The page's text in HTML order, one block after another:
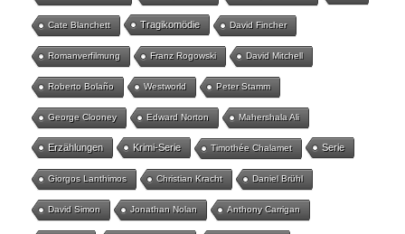
Cate Blanchett Tragikomödie David Fincher
Romanverfilmung Franz Rogowski David Mitchell
Roberto Bolaño Westworld Peter Stamm
George Clooney Edward Norton Mahershala Ali
Erzählungen Krimi-Serie Timothée Chalamet Serie
Giorgos Lanthimos Christian Kracht Daniel Brühl
David Simon Jonathan Nolan Anthony Carrigan